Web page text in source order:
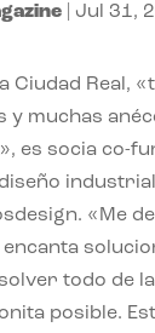
Jul 31,
Ciudad Real,
y muchas
es socia co-
«Me
todo de
posible.